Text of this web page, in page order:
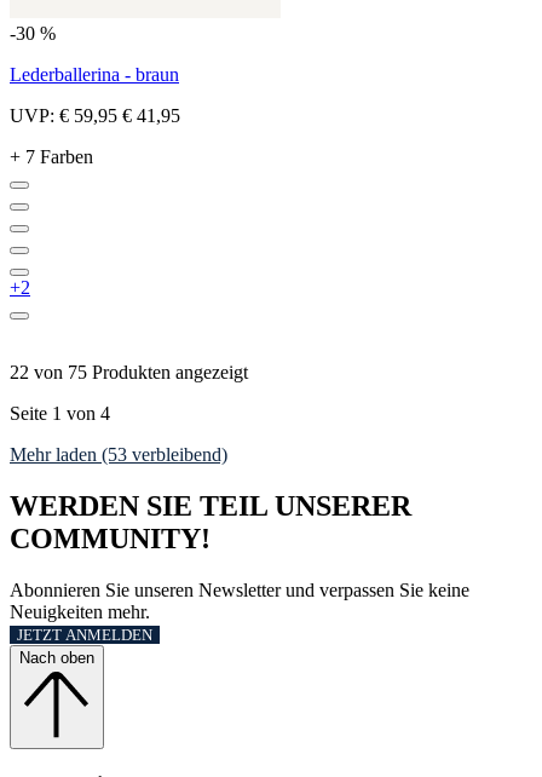
-30 %
Lederballerina - braun
UVP: € 59,95 € 41,95
+ 7 Farben
+2
22 von 75 Produkten angezeigt
Seite 1 von 4
Mehr laden (53 verbleibend)
WERDEN SIE TEIL UNSERER
COMMUNITY!
Abonnieren Sie unseren Newsletter und verpassen Sie keine
Neuigkeiten mehr.
JETZT ANMELDEN
Nach oben